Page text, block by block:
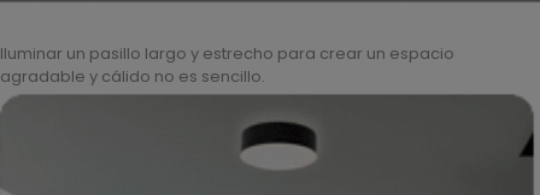
Iluminar un pasillo largo y estrecho para crear un espacio
agradable y cálido no es sencillo.